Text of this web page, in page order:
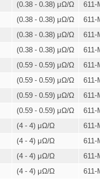
(0.38 - 0.38) μΩ/Ω 611-
(0.38 - 0.38) μΩ/Ω 611-
(0.38 - 0.38) μΩ/Ω 611-
(0.38 - 0.38) μΩ/Ω 611-
(0.59 - 0.59) μΩ/Ω 611-
(0.59 - 0.59) μΩ/Ω 611-
(0.59 - 0.59) μΩ/Ω 611-
(0.59 - 0.59) μΩ/Ω 611-
(4 - 4) μΩ/Ω 611-
(4 - 4) μΩ/Ω 611-
(4 - 4) μΩ/Ω 611-
(4 - 4) μΩ/Ω 611-